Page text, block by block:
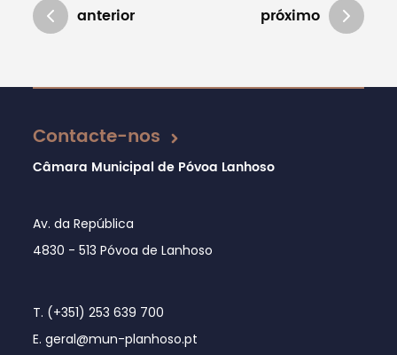
anterior próximo
Atualizado em 27/04/2023
Contacte-nos
Câmara Municipal de Póvoa Lanhoso
Av. da República
4830 - 513 Póvoa de Lanhoso
T. (+351) 253 639 700
E. geral@mun-planhoso.pt